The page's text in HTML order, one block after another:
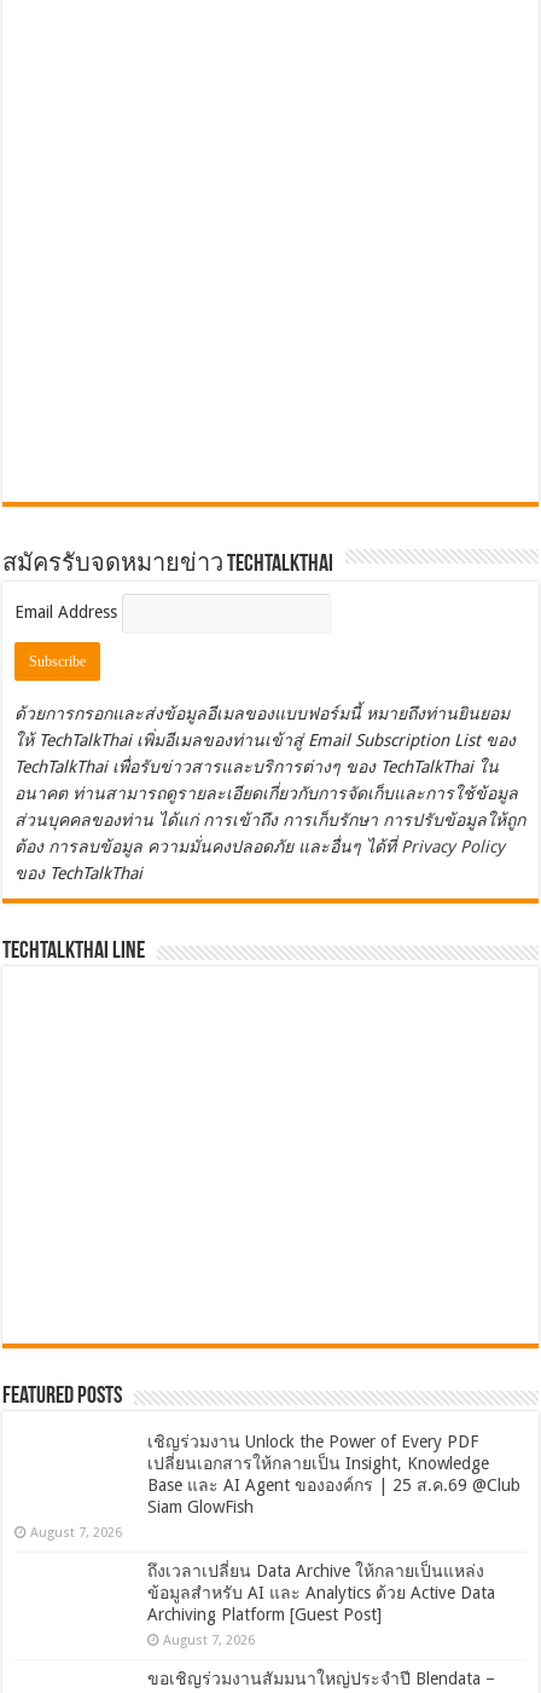
สมัครรับจดหมายข่าว TechTalkThai
Email Address
ด้วยการกรอกและส่งข้อมูลอีเมลของแบบฟอร์มนี้ หมายถึงท่านยินยอม
ให้ TechTalkThai เพิ่มอีเมลของท่านเข้าสู่ Email Subscription List ของ
TechTalkThai เพื่อรับข่าวสารและบริการต่างๆ ของ TechTalkThai ใน
อนาคต ท่านสามารถดูรายละเอียดเกี่ยวกับการจัดเก็บและการใช้ข้อมูล
ส่วนบุคคลของท่าน ได้แก่ การเข้าถึง การเก็บรักษา การปรับข้อมูลให้ถูก
ต้อง การลบข้อมูล ความมั่นคงปลอดภัย และอื่นๆ ได้ที่Privacy Policy
ของ TechTalkThai
TechTalkThai LINE
Featured Posts
เชิญร่วมงาน Unlock the Power of Every PDF
เปลี่ยนเอกสารให้กลายเป็น Insight, Knowledge
Base และ AI Agent ขององค์กร | 25 ส.ค.69 @Club
Siam GlowFish
August 7, 2026
ถึงเวลาเปลี่ยน Data Archive ให้กลายเป็นแหล่ง
ข้อมูลสำหรับ AI และ Analytics ด้วย Active Data
Archiving Platform [Guest Post]
August 7, 2026
ขอเชิญร่วมงานสัมมนาใหญ่ประจำปี Blendata –